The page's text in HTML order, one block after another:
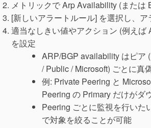
メトリックで Arp Availability (または
[新しいアラートルール] を選択し、
適当なしきい値やアクション (例え
を設定
ARP/BGP availability はピア
/ Public / Microsoft) ごとに真
例: Private Peering と
Peering の Primary だけがダ
Peering ごとに監視を行いた
で対象を絞ることが可能